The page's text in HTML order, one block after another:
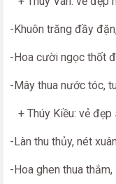
-Khuôn trăng đầy
-Hoa cười ngọc thốt
-Mây thua nước tóc,
+ Thúy Kiều: vẻ đẹp
-Làn thu thủy, nét
-Hoa ghen thua